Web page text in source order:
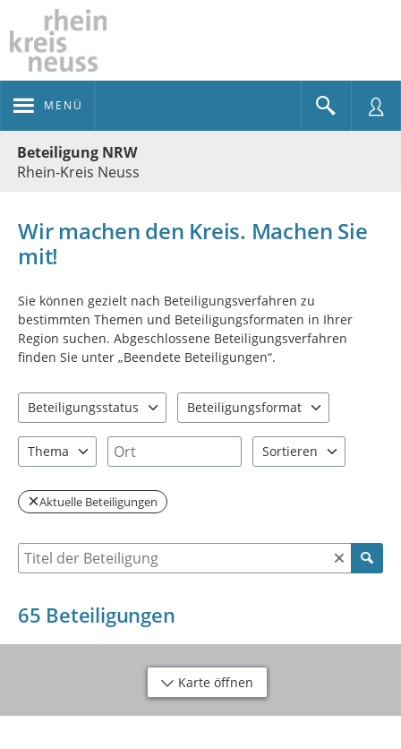
MENÜ
Beteiligung NRW
Rhein-Kreis Neuss
Wir machen den Kreis. Machen Sie
mit!
Sie können gezielt nach Beteiligungsverfahren zu
bestimmten Themen und Beteiligungsformaten in Ihrer
Region suchen. Abgeschlossene Beteiligungsverfahren
finden Sie unter „Beendete Beteiligungen“.
Beteiligungsstatus
Beteiligungsformat
Thema
Ort
Sortieren
Aktuelle Beteiligungen
Suche nach Beteiligung
65 Beteiligungen
Karte öffnen